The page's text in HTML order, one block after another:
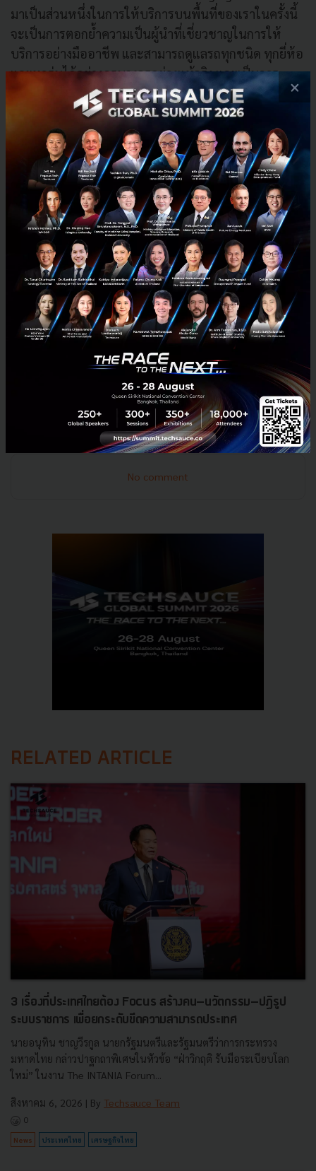
มาเป็นส่วนหนึ่งในการให้บริการบนพื้นที่ของเราในครั้งนี้
จะเป็นการตอกย้ำความเป็นผู้นำที่เชี่ยวชาญในการให้
บริการอย่างมืออาชีพ และสามารถดูแลรถทุกชนิด ทุกยี่ห้อ
และทุกรุ่นได้อย่างครบวงจรอย่างแท้จริง และเป็นการ
เตรียมความพร้อมสำหรับยานยนต์รุ่นใหม่ๆ ที่จะออกมา
บนท้องถนนมากขึ้นเป็นลำดับด้วยเช่นกัน
ขณะที่คุณวุฒิเกียรติ เตชะมงคลาภิวัฒน์ กรรมการผู้จัดการ
ใหญ่ บริษัท โรบินสัน จำกัด (มหาชน) ซึ่งเป็นหนึ่งในธุรกิจ
ที่มีจำนวนสาขา มากกว่า 49 สาขาทั่วประเทศ กล่าวว่า ที่
ผ่านมาธุรกิจศูนย์การค้าเปลี่ยนแปลงไปอย่างก้าวกระโดด
มาก เพื่อรองรับพฤติกรรมการเลือกซื้อสินค้า และรูปแบบ
การใช้บริการต่าง ๆ ในพื้นที่ของเรา การคัดเลือกพันธมิตร
ของเราจึงต้องคำนึงถึงศักยภาพ และความพร้อมในการให้
บริการในระยะยาวเกี่ยวกับบริการนั้น ๆ ทางเราเลือก EA
Anywhere เพราะถือว่าเป็นผู้นำในธุรกิจสถานีอัด
ประจุไฟฟ้า และมีความพร้อมในการให้บริการครบวงจร
และยังมี Application รองรับการใช้งานซึ่งค่อนข้างสะดวก
มาก จึงมั่นใจว่าลูกค้าจะได้รับการบริการที่เป็นเลิศภายใน
Robinson ea anywhere Bridgestone A.C.T.
No comment
RELATED ARTICLE
3 เรื่องที่ประเทศไทยต้อง Focus สร้างคน–นวัตกรรม–ปฏิรูป
ระบบราชการ เพื่อยกระดับขีดความสามารถประเทศ
นายอนุทิน ชาญวีรกูล นายกรัฐมนตรีและรัฐมนตรีว่าการกระทรวง
มหาดไทย กล่าวปาฐกถาพิเศษในหัวข้อ “ฝ่าวิกฤติ รับมือระเบียบโลก
ใหม่” ในงาน The INTANIA Forum...
สิงหาคม 6, 2026 | By Techsauce Team
0
News ประเทศไทย เศรษฐกิจไทย
×